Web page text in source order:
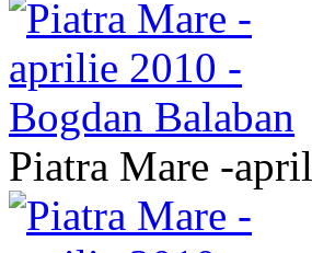
Piatra Mare -